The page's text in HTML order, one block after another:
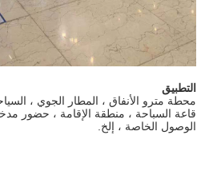
التطبيق
محطة مترو الأنفاق ، المطار الجوي ،
قاعة السباحة ، منطقة الإقامة ، حضور
الوصول الخاصة ، إلخ.